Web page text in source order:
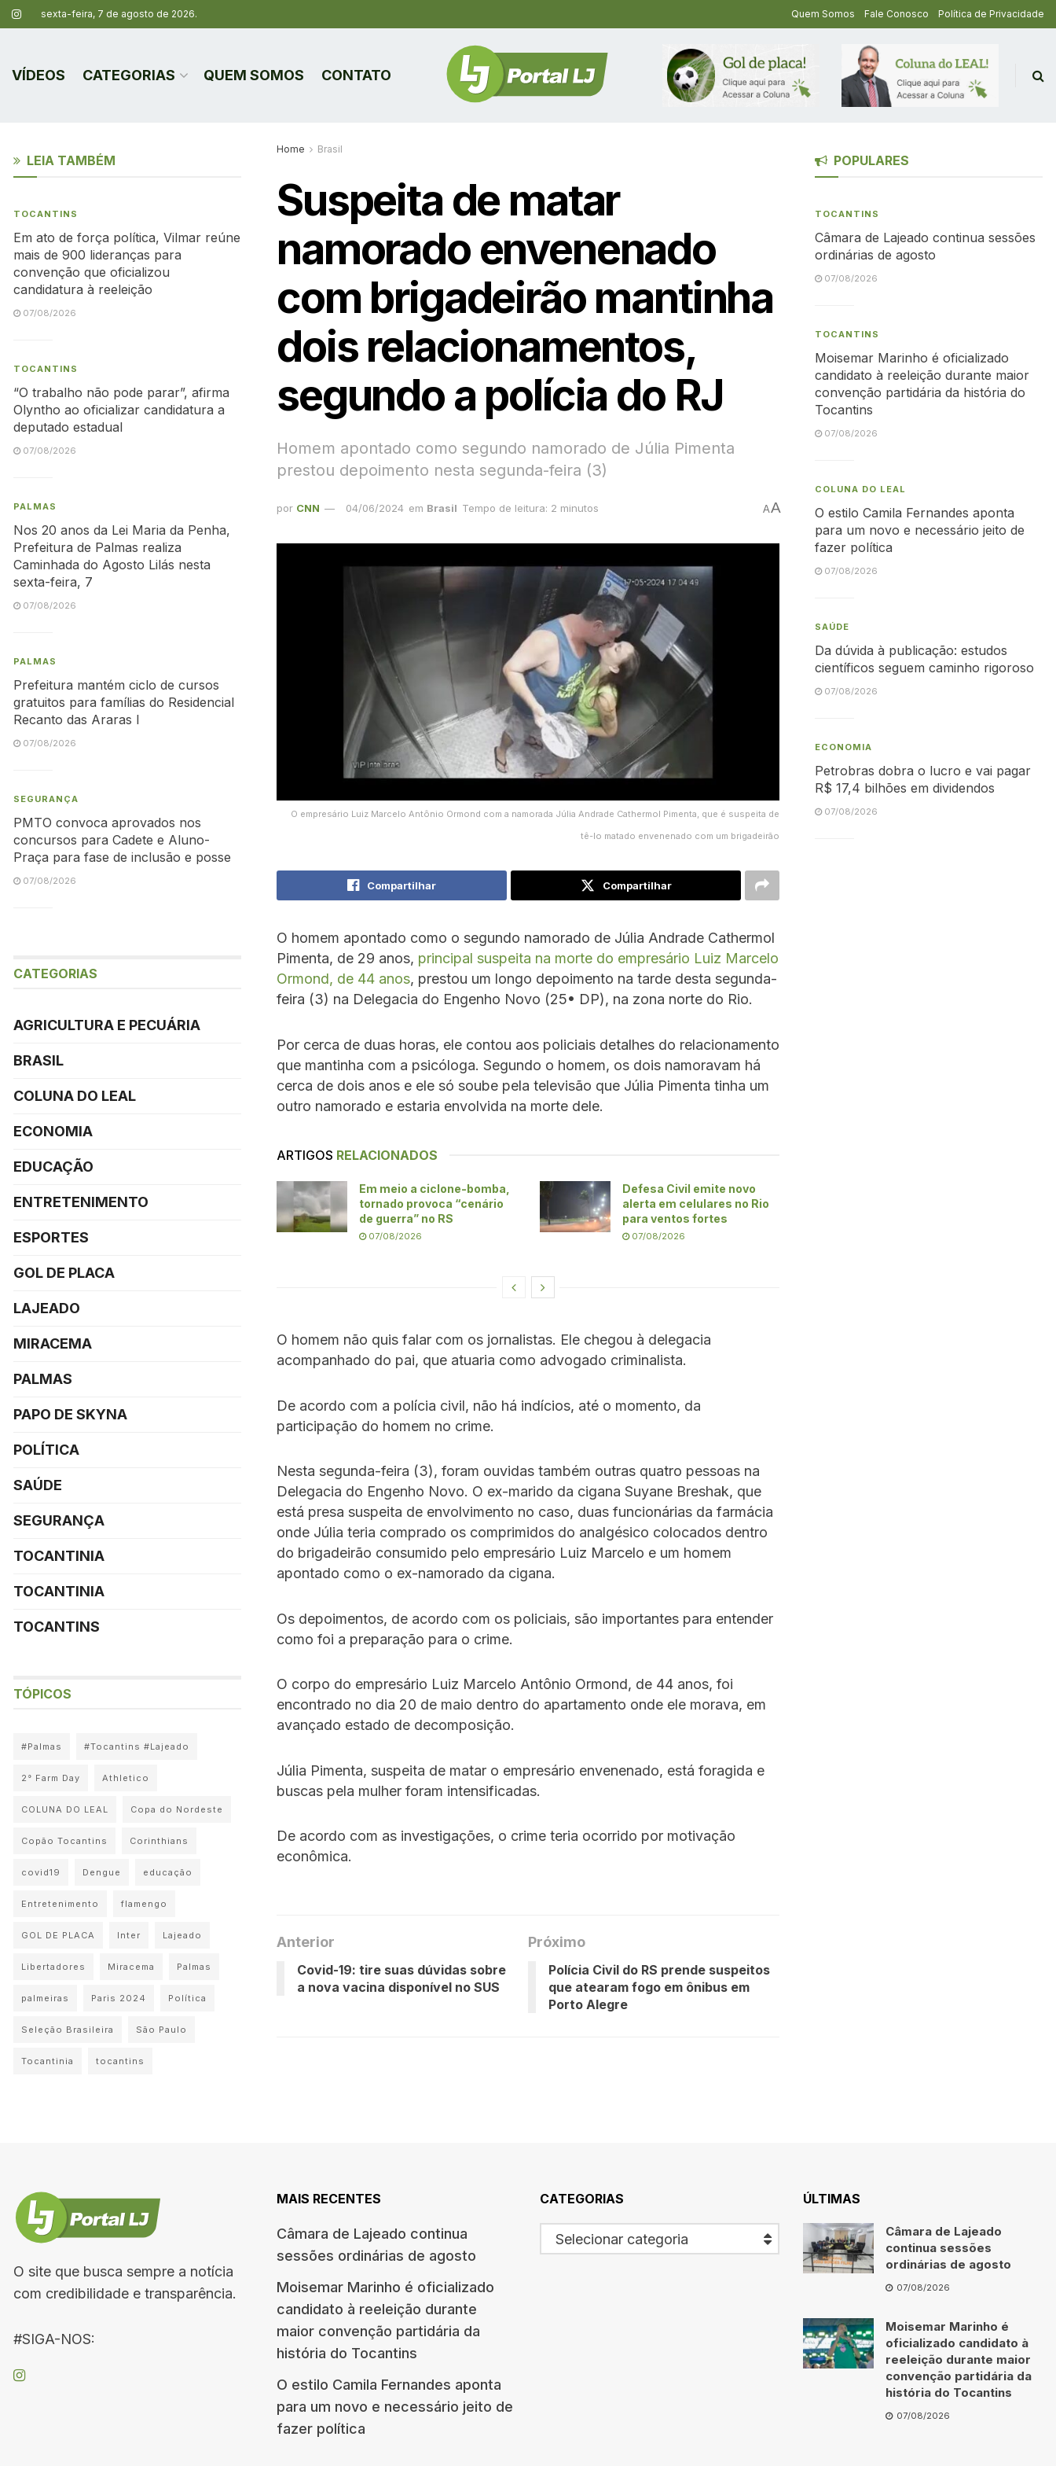
sexta-feira, 7 de agosto de 2026. Quem Somos Fale Conosco Política de Privacidade
VÍDEOS CATEGORIAS QUEM SOMOS CONTATO
Home Brasil
Suspeita de matar
namorado envenenado
com brigadeirão mantinha
dois relacionamentos,
segundo a polícia do RJ
Homem apontado como segundo namorado de Júlia Pimenta
prestou depoimento nesta segunda-feira (3)
por CNN 04/06/2024 em Brasil Tempo de leitura: 2 minutos AA
O empresário Luiz Marcelo Antônio Ormond com a namorada Júlia Andrade Cathermol Pimenta, que é suspeita de
tê-lo matado envenenado com um brigadeirão
Compartilhar Compartilhar
O homem apontado como o segundo namorado de Júlia Andrade Cathermol
Pimenta, de 29 anos, principal suspeita na morte do empresário Luiz Marcelo
Ormond, de 44 anos, prestou um longo depoimento na tarde desta segunda-
feira (3) na Delegacia do Engenho Novo (25• DP), na zona norte do Rio.
Por cerca de duas horas, ele contou aos policiais detalhes do relacionamento
que mantinha com a psicóloga. Segundo o homem, os dois namoravam há
cerca de dois anos e ele só soube pela televisão que Júlia Pimenta tinha um
outro namorado e estaria envolvida na morte dele.
ARTIGOS RELACIONADOS
Em meio a ciclone-bomba,
tornado provoca “cenário
de guerra” no RS
07/08/2026
Defesa Civil emite novo
alerta em celulares no Rio
para ventos fortes
07/08/2026
O homem não quis falar com os jornalistas. Ele chegou à delegacia
acompanhado do pai, que atuaria como advogado criminalista.
De acordo com a polícia civil, não há indícios, até o momento, da
participação do homem no crime.
Nesta segunda-feira (3), foram ouvidas também outras quatro pessoas na
Delegacia do Engenho Novo. O ex-marido da cigana Suyane Breshak, que
está presa suspeita de envolvimento no caso, duas funcionárias da farmácia
onde Júlia teria comprado os comprimidos do analgésico colocados dentro
do brigadeirão consumido pelo empresário Luiz Marcelo e um homem
apontado como o ex-namorado da cigana.
Os depoimentos, de acordo com os policiais, são importantes para entender
como foi a preparação para o crime.
O corpo do empresário Luiz Marcelo Antônio Ormond, de 44 anos, foi
encontrado no dia 20 de maio dentro do apartamento onde ele morava, em
avançado estado de decomposição.
Júlia Pimenta, suspeita de matar o empresário envenenado, está foragida e
buscas pela mulher foram intensificadas.
De acordo com as investigações, o crime teria ocorrido por motivação
econômica.
Anterior
Covid-19: tire suas dúvidas sobre
a nova vacina disponível no SUS
Próximo
Polícia Civil do RS prende suspeitos
que atearam fogo em ônibus em
Porto Alegre
LEIA TAMBÉM
TOCANTINS
Em ato de força política, Vilmar reúne
mais de 900 lideranças para
convenção que oficializou
candidatura à reeleição
07/08/2026
TOCANTINS
“O trabalho não pode parar”, afirma
Olyntho ao oficializar candidatura a
deputado estadual
07/08/2026
PALMAS
Nos 20 anos da Lei Maria da Penha,
Prefeitura de Palmas realiza
Caminhada do Agosto Lilás nesta
sexta-feira, 7
07/08/2026
PALMAS
Prefeitura mantém ciclo de cursos
gratuitos para famílias do Residencial
Recanto das Araras I
07/08/2026
SEGURANÇA
PMTO convoca aprovados nos
concursos para Cadete e Aluno-
Praça para fase de inclusão e posse
07/08/2026
CATEGORIAS
AGRICULTURA E PECUÁRIA
BRASIL
COLUNA DO LEAL
ECONOMIA
EDUCAÇÃO
ENTRETENIMENTO
ESPORTES
GOL DE PLACA
LAJEADO
MIRACEMA
PALMAS
PAPO DE SKYNA
POLÍTICA
SAÚDE
SEGURANÇA
TOCANTINIA
TOCANTINIA
TOCANTINS
TÓPICOS
#Palmas #Tocantins #Lajeado
2° Farm Day Athletico
COLUNA DO LEAL Copa do Nordeste
Copão Tocantins Corinthians
covid19 Dengue educação
Entretenimento flamengo
GOL DE PLACA Inter Lajeado
Libertadores Miracema Palmas
palmeiras Paris 2024 Política
Seleção Brasileira São Paulo
Tocantinia tocantins
POPULARES
TOCANTINS
Câmara de Lajeado continua sessões
ordinárias de agosto
07/08/2026
TOCANTINS
Moisemar Marinho é oficializado
candidato à reeleição durante maior
convenção partidária da história do
Tocantins
07/08/2026
COLUNA DO LEAL
O estilo Camila Fernandes aponta
para um novo e necessário jeito de
fazer política
07/08/2026
SAÚDE
Da dúvida à publicação: estudos
científicos seguem caminho rigoroso
07/08/2026
ECONOMIA
Petrobras dobra o lucro e vai pagar
R$ 17,4 bilhões em dividendos
07/08/2026
O site que busca sempre a notícia
com credibilidade e transparência.
#SIGA-NOS:
MAIS RECENTES
Câmara de Lajeado continua
sessões ordinárias de agosto
Moisemar Marinho é oficializado
candidato à reeleição durante
maior convenção partidária da
história do Tocantins
O estilo Camila Fernandes aponta
para um novo e necessário jeito de
fazer política
CATEGORIAS
Selecionar categoria
ÚLTIMAS
Câmara de Lajeado
continua sessões
ordinárias de agosto
07/08/2026
Moisemar Marinho é
oficializado candidato à
reeleição durante maior
convenção partidária da
história do Tocantins
07/08/2026